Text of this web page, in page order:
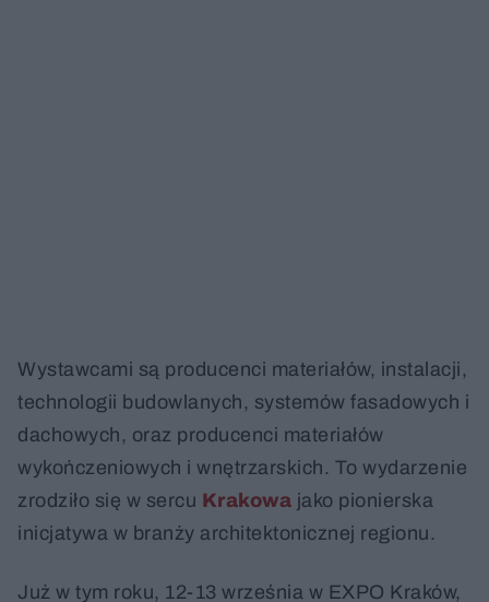
Wystawcami są producenci materiałów, instalacji,
technologii budowlanych, systemów fasadowych i
dachowych, oraz producenci materiałów
wykończeniowych i wnętrzarskich. To wydarzenie
zrodziło się w sercu Krakowa jako pionierska
inicjatywa w branży architektonicznej regionu.
Już w tym roku, 12-13 września w EXPO Kraków,